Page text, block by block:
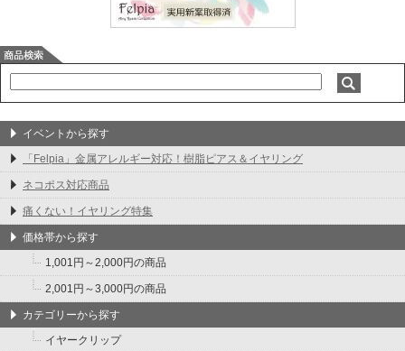
イベントから探す
「Felpia」金属アレルギー対応！樹脂ピアス＆イヤリング
ネコポス対応商品
痛くない！イヤリング特集
価格帯から探す
1,001円～2,000円の商品
2,001円～3,000円の商品
カテゴリーから探す
イヤークリップ